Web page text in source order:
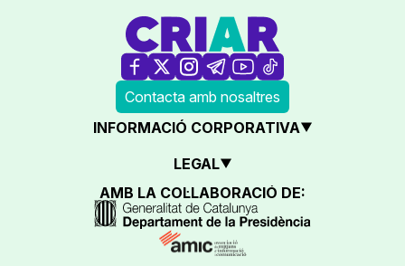
Contacta amb nosaltres
INFORMACIÓ CORPORATIVA
LEGAL
AMB LA COL·LABORACIÓ DE: